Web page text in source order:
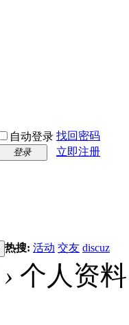
自动登录 找回密码
登录
立即注册
热搜: 活动 交友 discuz
› 个人资料